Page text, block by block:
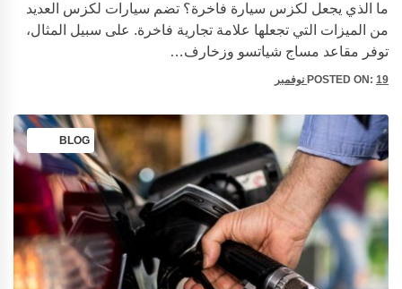
ما الذي يجعل لكزس سيارة فاخرة؟ تضم سيارات لكزس العديد
من الميزات التي تجعلها علامة تجارية فاخرة. على سبيل المثال،
توفر مقاعد مساج شياتسو وزخارف…
POSTED ON: 19 نوفمبر
BLOG